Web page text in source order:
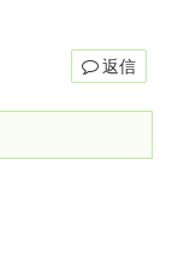
返信